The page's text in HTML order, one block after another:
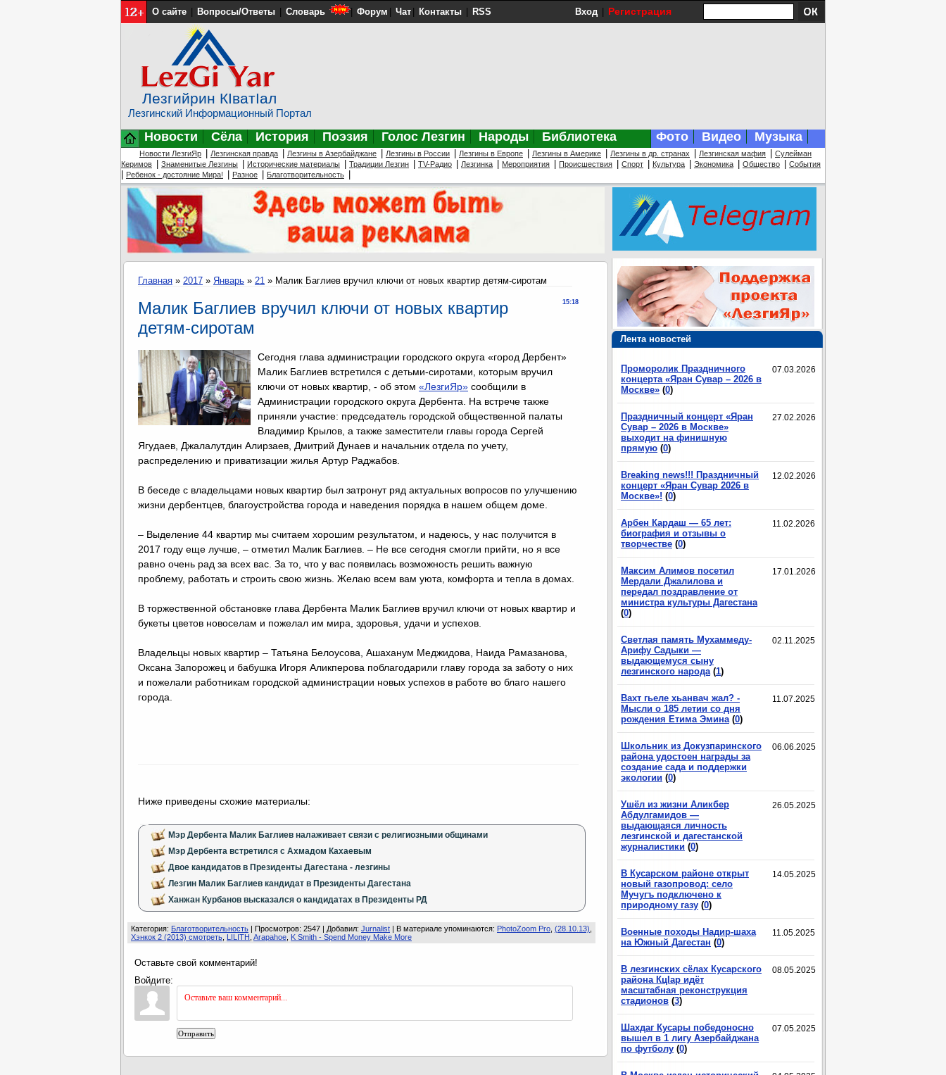
О сайте Вопросы/Ответы Словарь Форум Чат Контакты RSS Вход Регистрация
Лезгийрин КIватIал
Лезгинский Информационный Портал
Новости Сёла История Поэзия Голос Лезгин Народы Библиотека Фото Видео Музыка
Новости ЛезгиЯр Лезгинская правда Лезгины в Азербайджане Лезгины в России Лезгины в Европе Лезгины в Америке Лезгины в др. странах Лезгинская мафия
Сулейман
Керимов
Знаменитые Лезгины Исторические материалы Традиции Лезгин TV-Радио Лезгинка Мероприятия Происшествия Спорт Культура Экономика Общество События
Ребенок - достояние Мира! Разное Благотворительность
Лента новостей
07.03.2026
Проморолик Праздничного
концерта «Яран Сувар – 2026 в
Москве» (0)
27.02.2026
Праздничный концерт «Яран
Сувар – 2026 в Москве»
выходит на финишную
прямую (0)
12.02.2026
Breaking news!!! Праздничный
концерт «Яран Сувар 2026 в
Москве»! (0)
11.02.2026
Арбен Кардаш — 65 лет:
биография и отзывы о
творчестве (0)
17.01.2026
Максим Алимов посетил
Мердали Джалилова и
передал поздравление от
министра культуры Дагестана
(0)
02.11.2025
Светлая память Мухаммеду-
Арифу Садыки —
выдающемуся сыну
лезгинского народа (1)
11.07.2025
Вахт гьеле хьанвач жал? -
Мысли о 185 летии со дня
рождения Етима Эмина (0)
06.06.2025
Школьник из Докузпаринского
района удостоен награды за
создание сада и поддержки
экологии (0)
26.05.2025
Ушёл из жизни Аликбер
Абдулгамидов —
выдающаяся личность
лезгинской и дагестанской
журналистики (0)
14.05.2025
В Кусарском районе открыт
новый газопровод: село
Мучугъ подключено к
природному газу (0)
11.05.2025
Военные походы Надир-шаха
на Южный Дагестан (0)
08.05.2025
В лезгинских сёлах Кусарского
района КцIар идёт
масштабная реконструкция
стадионов (3)
07.05.2025
Шахдаг Кусары победоносно
вышел в 1 лигу Азербайджана
по футболу (0)
Главная » 2017 » Январь » 21 » Малик Баглиев вручил ключи от новых квартир детям-сиротам
15:18
Малик Баглиев вручил ключи от новых квартир
детям-сиротам
Сегодня глава администрации городского округа «город Дербент»
Малик Баглиев встретился с детьми-сиротами, которым вручил
ключи от новых квартир, - об этом «ЛезгиЯр» сообщили в
Администрации городского округа Дербента. На встрече также
приняли участие: председатель городской общественной палаты
Владимир Крылов, а также заместители главы города Сергей
Ягудаев, Джалалутдин Алирзаев, Дмитрий Дунаев и начальник отдела по учету,
распределению и приватизации жилья Артур Раджабов.
В беседе с владельцами новых квартир был затронут ряд актуальных вопросов по улучшению
жизни дербентцев, благоустройства города и наведения порядка в нашем общем доме.
– Выделение 44 квартир мы считаем хорошим результатом, и надеюсь, у нас получится в
2017 году еще лучше, – отметил Малик Баглиев. – Не все сегодня смогли прийти, но я все
равно очень рад за всех вас. За то, что у вас появилась возможность решить важную
проблему, работать и строить свою жизнь. Желаю всем вам уюта, комфорта и тепла в домах.
В торжественной обстановке глава Дербента Малик Баглиев вручил ключи от новых квартир и
букеты цветов новоселам и пожелал им мира, здоровья, удачи и успехов.
Владельцы новых квартир – Татьяна Белоусова, Ашаханум Меджидова, Наида Рамазанова,
Оксана Запорожец и бабушка Игоря Аликперова поблагодарили главу города за заботу о них
и пожелали работникам городской администрации новых успехов в работе во благо нашего
города.
Ниже приведены схожие материалы:
Мэр Дербента Малик Баглиев налаживает связи с религиозными общинами
Мэр Дербента встретился с Ахмадом Кахаевым
Двое кандидатов в Президенты Дагестана - лезгины
Лезгин Малик Баглиев кандидат в Президенты Дагестана
Ханжан Курбанов высказался о кандидатах в Президенты РД
Категория: Благотворительность | Просмотров: 2547 | Добавил: Jurnalist | В материале упоминаются: PhotoZoom Pro (28.10.13)
Хэнкок 2 (2013) смотреть LILITH Arapahoe K Smith - Spend Money Make More
Оставьте свой комментарий!
Войдите:
Отправить